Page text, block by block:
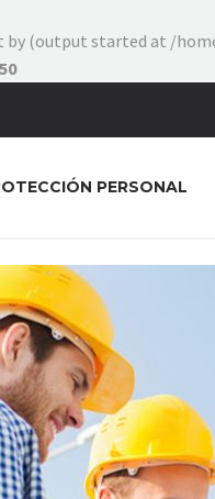
by (output started at /
PERSONAL